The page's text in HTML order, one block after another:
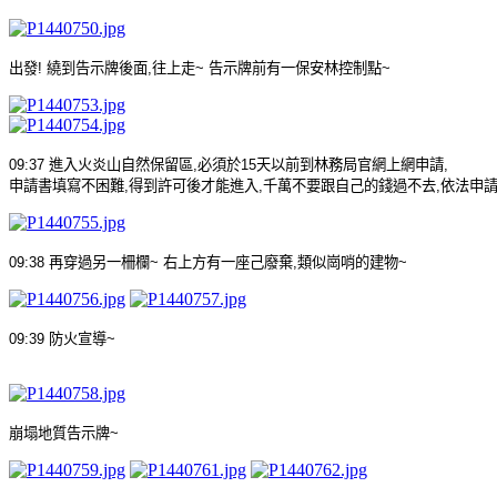
出發! 繞到告示牌後面 往上走~ 告示牌前有一保安林控制點~
09:37 進入火炎山自然保留區 必須於15天以前到林務局官網上網申請
申請書填寫不困難 得到許可後才能進入 千萬不要跟自己的錢過不去 依法申
09:38 再穿過另一柵欄~ 右上方有一座己廢棄 類似崗哨的建物~
09:39 防火宣導~
崩塌地質告示牌~